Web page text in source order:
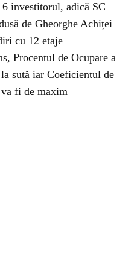
investitorul, adică SC
de Gheorghe Achiței
cu 12 etaje
Procentul de Ocupare a
sută iar Coeficientul de
fi de maxim